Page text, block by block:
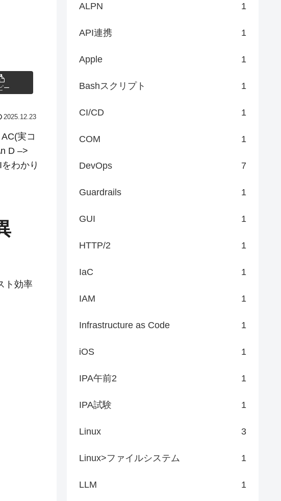
ー
2025.12.23
実コ
D –>
わかり
ト効率
ALPN 1
API連携 1
Apple 1
Bashスクリプト 1
CI/CD 1
COM 1
DevOps 7
Guardrails 1
GUI 1
HTTP/2 1
IaC 1
IAM 1
Infrastructure as Code 1
iOS 1
IPA午前2 1
IPA試験 1
Linux 3
Linux>ファイルシステム 1
LLM 1